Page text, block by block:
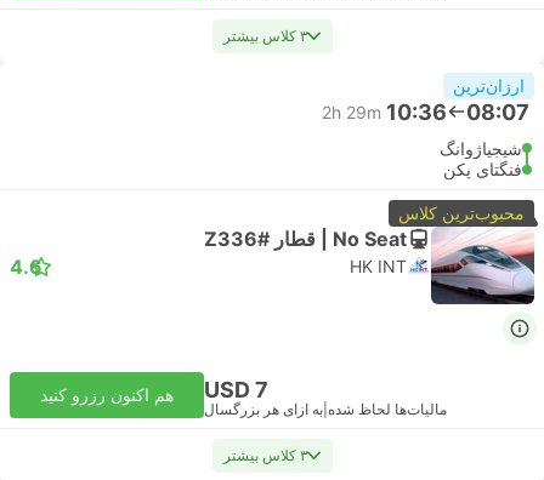
۳ کلاس بیشتر
ارزان‌ترین
08:07
10:36
2h 29m
شیجیاژوانگ
فنگتای پکن
محبوب‌ترین کلاس
No Seat | قطار #Z336
HK INT
4.6
USD 7
مالیات‌ها لحاظ شده به ازای هر بزرگسال
هم اکنون رزرو کنید
۳ کلاس بیشتر